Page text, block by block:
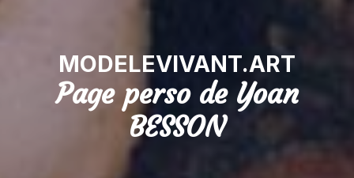
MODELEVIVANT.ART
Page perso de Yoan
BESSON